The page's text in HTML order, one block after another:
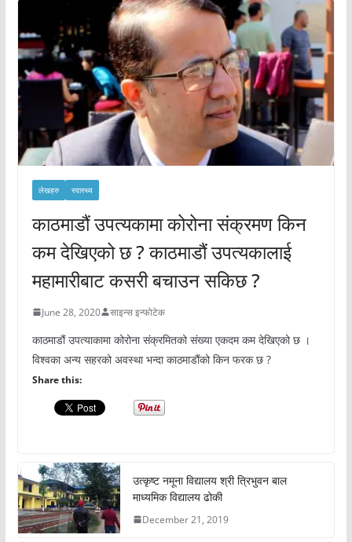
लेखहरु स्वास्थ्य
काठमाडौं उपत्यकामा कोरोना संक्रमण किन
कम देखिएको छ ? काठमाडौं उपत्यकालाई
महामारीबाट कसरी बचाउन सकिछ ?
June 28, 2020 साइन्स इन्फोटेक
काठमाडौं उपत्याकामा कोरोना संक्रमितको संख्या एकदम कम देखिएको छ ।
विश्वका अन्य सहरको अवस्था भन्दा काठमाडौंको किन फरक छ ?
Share this:
उत्कृष्ट नमूना विद्यालय श्री त्रिभुवन बाल
माध्यमिक विद्यालय ढोकी
December 21, 2019